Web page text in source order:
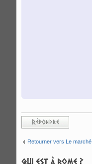
Répondre
Retourner vers Le
QUI EST À ROME ?